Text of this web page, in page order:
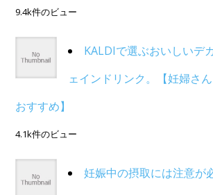
9.4k件のビュー
KALDIで選ぶおいしいデ
ェインドリンク。【妊婦さ
おすすめ】
4.1k件のビュー
妊娠中の摂取には注意が